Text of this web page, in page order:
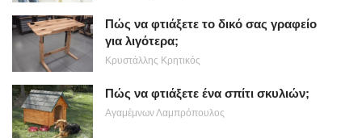
Πώς να φτιάξετε το δικό σας γραφείο
για λιγότερα;
Κρυστάλλης Κρητικός
Πώς να φτιάξετε ένα σπίτι σκυλιών;
Αγαμέμνων Λαμπρόπουλος